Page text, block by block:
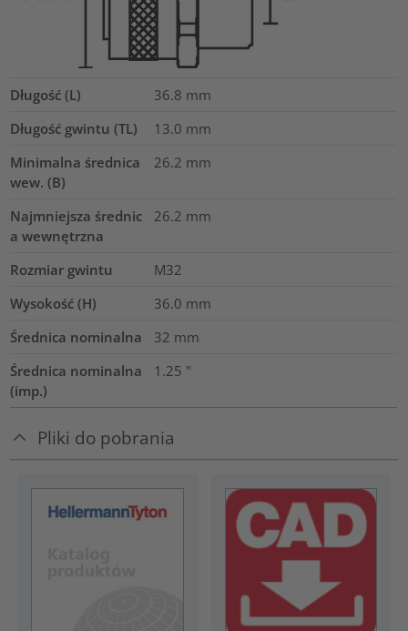
Długość (L) 36.8 mm
Długość gwintu (TL)
13.0 mm
Minimalna średnica
wew. (B)
26.2 mm
Najmniejsza średnic
a wewnętrzna
26.2 mm
Rozmiar gwintu
M32
Wysokość (H)
36.0 mm
Średnica nominalna
32 mm
Średnica nominalna
(imp.)
1.25 "
Pliki do pobrania